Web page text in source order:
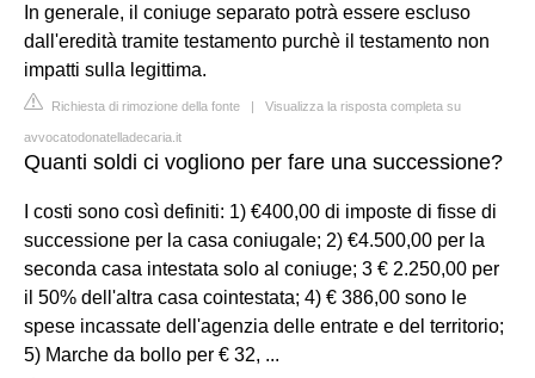
In generale, il coniuge separato potrà essere escluso
dall'eredità tramite testamento purchè il testamento non
impatti sulla legittima.
Richiesta di rimozione della fonte | Visualizza la risposta completa su
avvocatodonatelladecaria.it
Quanti soldi ci vogliono per fare una successione?
I costi sono così definiti: 1) €400,00 di imposte di fisse di
successione per la casa coniugale; 2) €4.500,00 per la
seconda casa intestata solo al coniuge; 3 € 2.250,00 per
il 50% dell'altra casa cointestata; 4) € 386,00 sono le
spese incassate dell'agenzia delle entrate e del territorio;
5) Marche da bollo per € 32, ...